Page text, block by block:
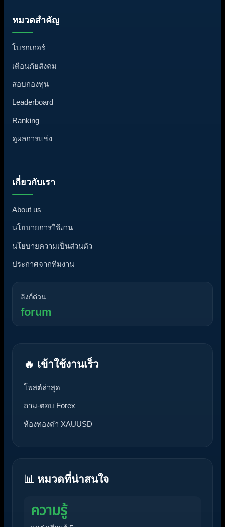
หมวดสำคัญ
โบรกเกอร์
เตือนภัยสังคม
สอบกองทุน
Leaderboard
Ranking
ดูผลการแข่ง
เกี่ยวกับเรา
About us
นโยบายการใช้งาน
นโยบายความเป็นส่วนตัว
ประกาศจากทีมงาน
ลิงก์ด่วน
forum
🔥 เข้าใช้งานเร็ว
โพสต์ล่าสุด
ถาม-ตอบ Forex
ห้องทองคำ XAUUSD
📊 หมวดที่น่าสนใจ
ความรู้